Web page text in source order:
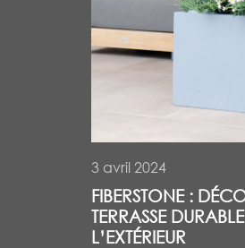
3 avril 2024
FIBERSTONE :
TERRASSE
L’EXTÉRIEUR